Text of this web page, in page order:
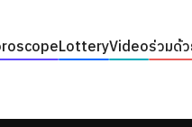
LotteryVideoร่วมด้